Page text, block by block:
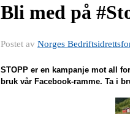
Bli med på
Postet av Norges
STOPP er en kampanje mot all
bruk vår Facebook-ramme. Ta i